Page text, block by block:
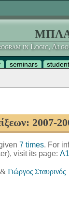
in Logic,
seminars
2007-
7 times. For
visit its page:
Γιώργος Σταυρινός